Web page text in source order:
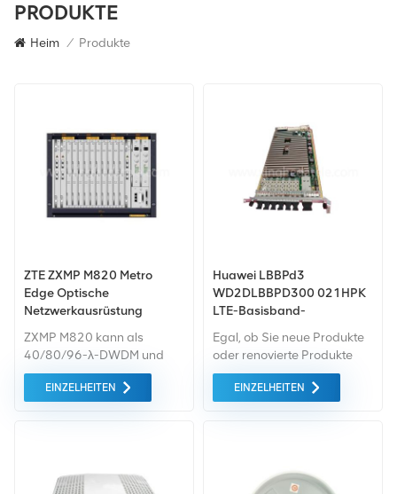
PRODUKTE
Heim / Produkte
ZTE ZXMP M820 Metro
Edge Optische
Netzwerkausrüstung
ZXMP M820 kann als
40/80/96-λ-DWDM und
18-λ-CWDM konfiguriert
werden in Übereinstimmung
und unterstützen modulare
EINZELHEITEN
Huawei LBBPd3
WD2DLBBPD300 021HPK
LTE-Basisband-
2T2R) Karte für BBU 3900
3910 BBU 5900
Egal, ob Sie neue Produkte
oder renovierte Produkte
benötigen, wir kümmern uns
um alles Garantie als
Green-Market-Geräte der
zum bestmöglichen Preis
EINZELHEITEN